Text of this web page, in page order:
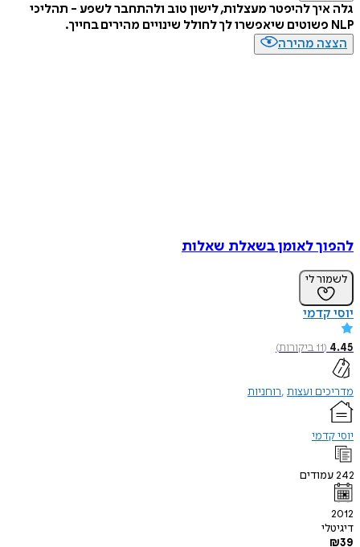
גלה איך להיפטר מעצלות, לישון טוב ולהתחבר לשפע - תהליכי
NLP פשוטים שיאפשרו לך לחולל שינויים מהירים בחייך.
הצצה מהירה
להפוך לאומן בשאלת שאלות
לשמור לי
יוסי קדמי
4.45
(
11ביקורות)
מדריכים ועצות רוחניות
יוסי קדמי
242עמודים
2012
דיגיטלי
₪39